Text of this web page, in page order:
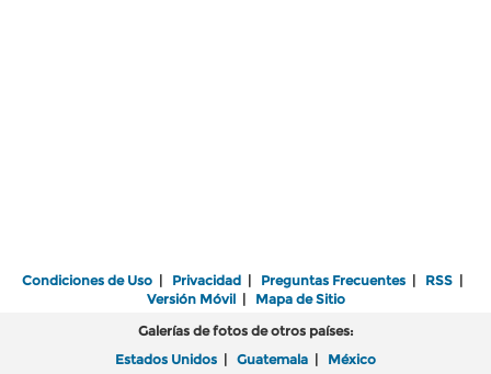
Condiciones de Uso | Privacidad | Preguntas Frecuentes | RSS |
Versión Móvil| Mapa de Sitio
Galerías de fotos de otros países:
Estados Unidos | Guatemala | México